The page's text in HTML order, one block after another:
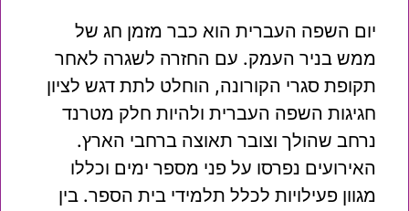
יום השפה העברית הוא כבר מזמן חג של
ממש בניר העמק. עם החזרה לשגרה לאחר
תקופת סגרי הקורונה, הוחלט לתת דגש לציון
חגיגות השפה העברית ולהיות חלק מטרנד
נרחב שהולך וצובר תאוצה ברחבי הארץ.
האירועים נפרסו על פני מספר ימים וכללו
מגוון פעילויות לכלל תלמידי בית הספר. בין